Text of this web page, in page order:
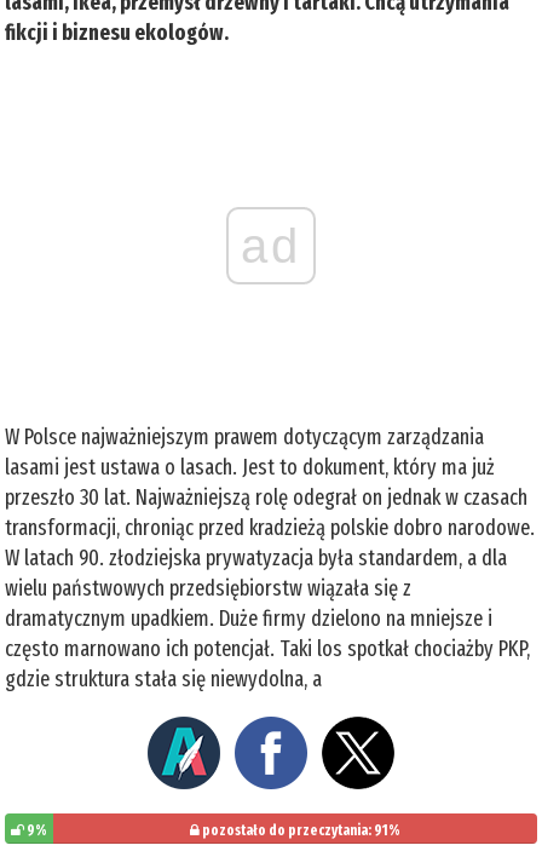
fikcji i biznesu ekologów.
ad
W Polsce najważniejszym prawem dotyczącym zarządzania
lasami jest ustawa o lasach. Jest to dokument, który ma już
przeszło 30 lat. Najważniejszą rolę odegrał on jednak w czasach
transformacji, chroniąc przed kradzieżą polskie dobro narodowe.
W latach 90. złodziejska prywatyzacja była standardem, a dla
wielu państwowych przedsiębiorstw wiązała się z
dramatycznym upadkiem. Duże firmy dzielono na mniejsze i
często marnowano ich potencjał. Taki los spotkał chociażby PKP,
gdzie struktura stała się niewydolna, a
9% pozostało do przeczytania: 91%